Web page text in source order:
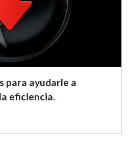
para ayudarle a
eficiencia.